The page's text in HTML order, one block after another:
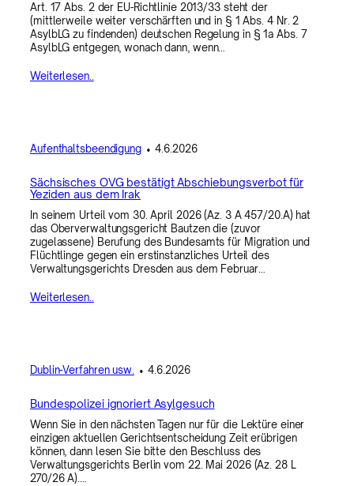
Art. 17 Abs. 2 der EU-Richtlinie 2013/33 steht der
(mittlerweile weiter verschärften und in § 1 Abs. 4 Nr. 2
AsylbLG zu findenden) deutschen Regelung in § 1a Abs. 7
AsylbLG entgegen, wonach dann, wenn…
Weiterlesen..
Aufenthaltsbeendigung•4.6.2026
Sächsisches OVG bestätigt Abschiebungsverbot für
Yeziden aus dem Irak
In seinem Urteil vom 30. April 2026 (Az. 3 A 457/20.A) hat
das Oberverwaltungsgericht Bautzen die (zuvor
zugelassene) Berufung des Bundesamts für Migration und
Flüchtlinge gegen ein erstinstanzliches Urteil des
Verwaltungsgerichts Dresden aus dem Februar…
Weiterlesen..
Dublin-Verfahren usw. •4.6.2026
Bundespolizei ignoriert Asylgesuch
Wenn Sie in den nächsten Tagen nur für die Lektüre einer
einzigen aktuellen Gerichtsentscheidung Zeit erübrigen
können, dann lesen Sie bitte den Beschluss des
Verwaltungsgerichts Berlin vom 22. Mai 2026 (Az. 28 L
270/26 A).…